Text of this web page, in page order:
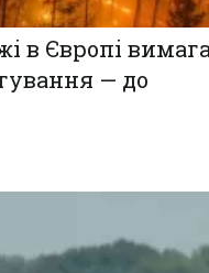
в Європі
— до